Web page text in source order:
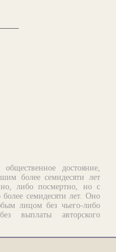
достояние,
более семидесяти лет
либо посмертно, но с
семидесяти лет. Оно
лицом без чьего-либо
выплаты авторского